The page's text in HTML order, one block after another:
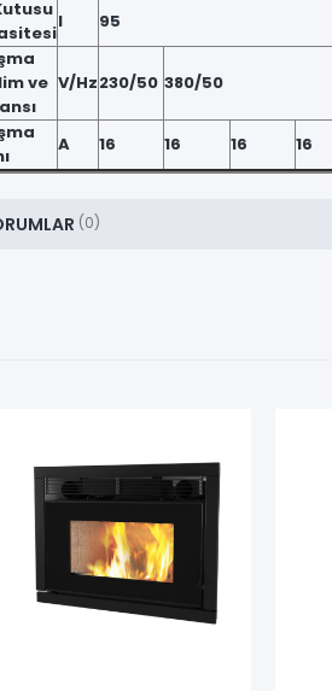
l 95
ve
V/Hz 230/50 380/50
A 16 16 16 16
(0)